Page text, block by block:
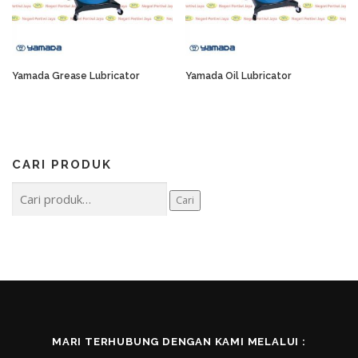
Yamada Grease Lubricator Yamada Oil Lubricator
CARI PRODUK
untuk:
Cari
MARI TERHUBUNG DENGAN KAMI MELALUI :